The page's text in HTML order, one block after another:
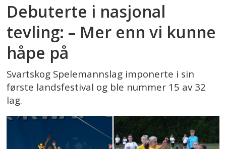
Debuterte i nasjonal
tevling: – Mer enn vi kunne
håpe på
Svartskog Spelemannslag imponerte i sin
første landsfestival og ble nummer 15 av 32
lag.